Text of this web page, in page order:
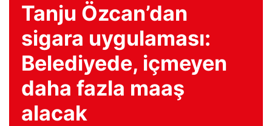
Tanju Özcan’dan
sigara uygulaması:
Belediyede, içmeyen
daha fazla maaş
alacak